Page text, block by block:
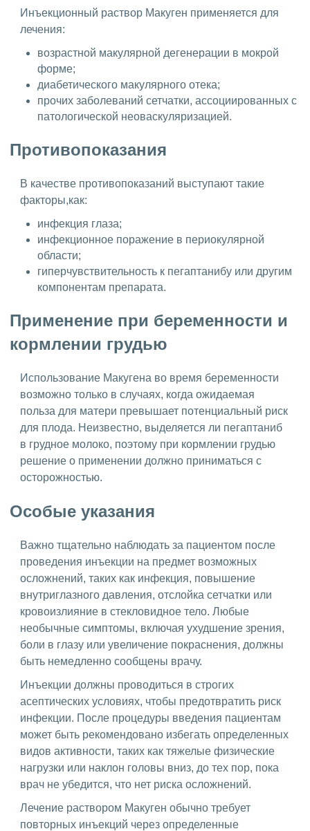
Инъекционный раствор Макуген применяется для
лечения:
возрастной макулярной дегенерации в мокрой
форме;
диабетического макулярного отека;
прочих заболеваний сетчатки, ассоциированных с
патологической неоваскуляризацией.
Противопоказания
В качестве противопоказаний выступают такие
факторы,как:
инфекция глаза;
инфекционное поражение в периокулярной
области;
гиперчувствительность к пегаптанибу или другим
компонентам препарата.
Применение при беременности и
кормлении грудью
Использование Макугена во время беременности
возможно только в случаях, когда ожидаемая
польза для матери превышает потенциальный риск
для плода. Неизвестно, выделяется ли пегаптаниб
в грудное молоко, поэтому при кормлении грудью
решение о применении должно приниматься с
осторожностью.
Особые указания
Важно тщательно наблюдать за пациентом после
проведения инъекции на предмет возможных
осложнений, таких как инфекция, повышение
внутриглазного давления, отслойка сетчатки или
кровоизлияние в стекловидное тело. Любые
необычные симптомы, включая ухудшение зрения,
боли в глазу или увеличение покраснения, должны
быть немедленно сообщены врачу.
Инъекции должны проводиться в строгих
асептических условиях, чтобы предотвратить риск
инфекции. После процедуры введения пациентам
может быть рекомендовано избегать определенных
видов активности, таких как тяжелые физические
нагрузки или наклон головы вниз, до тех пор, пока
врач не убедится, что нет риска осложнений.
Лечение раствором Макуген обычно требует
повторных инъекций через определенные